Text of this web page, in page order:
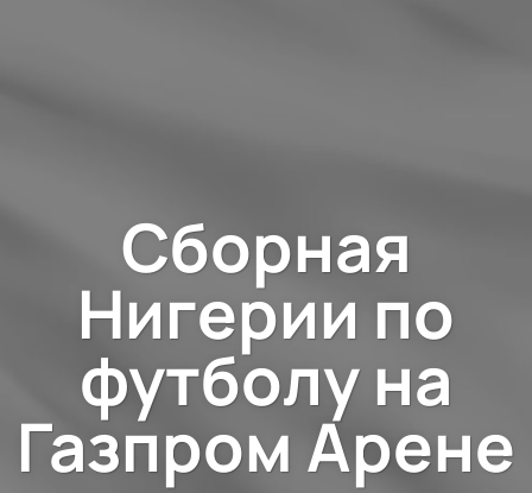
Сборная
Нигерии по
футболу на
Газпром Арене